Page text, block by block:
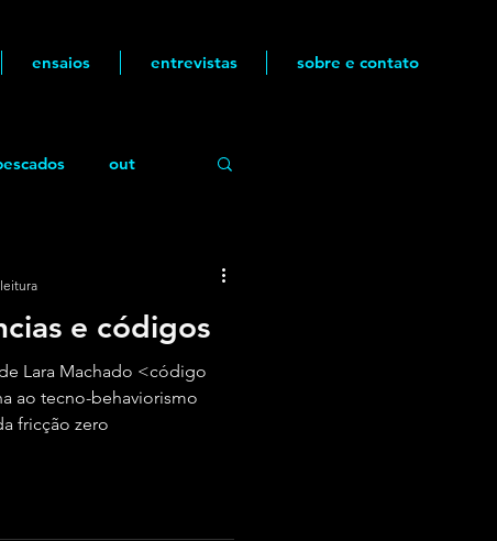
ensaios entrevistas sobre e contato
out
e códigos
Lara Machado <código
ao tecno-behaviorismo
fricção zero